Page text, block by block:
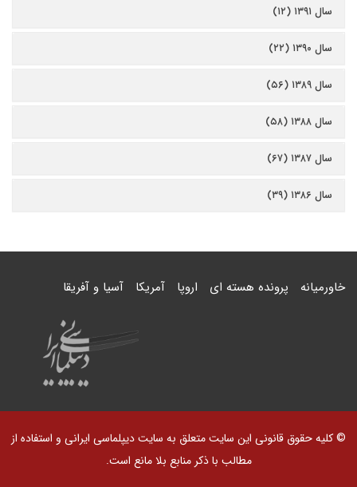
سال ۱۳۹۱ (۱۲)
سال ۱۳۹۰ (۲۲)
سال ۱۳۸۹ (۵۶)
سال ۱۳۸۸ (۵۸)
سال ۱۳۸۷ (۶۷)
سال ۱۳۸۶ (۳۹)
خاورمیانه پرونده هسته ای اروپا آمریکا آسیا و آفریقا
© کلیه حقوق قانونی این سایت متعلق به سایت دیپلماسی ایرانی و استفاده از
مطالب با ذکر منابع بلا مانع است.